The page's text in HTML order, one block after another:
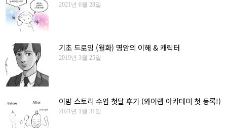
2021년 6월 28일
기초 드로잉 (월화) 명암의 이해 & 캐릭터
2019년 3월 25일
이밤 스토리 수업 첫달 후기 (와이랩 아카데미 첫 등록!)
2021년 1월 31일